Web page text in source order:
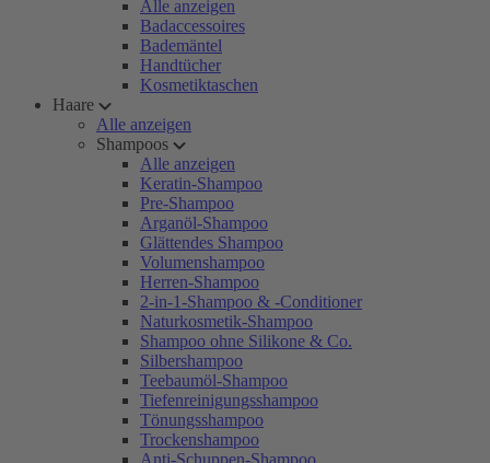
Alle anzeigen
Badaccessoires
Bademäntel
Handtücher
Kosmetiktaschen
Haare
Alle anzeigen
Shampoos
Alle anzeigen
Keratin-Shampoo
Pre-Shampoo
Arganöl-Shampoo
Glättendes Shampoo
Volumenshampoo
Herren-Shampoo
2-in-1-Shampoo & -Conditioner
Naturkosmetik-Shampoo
Shampoo ohne Silikone & Co.
Silbershampoo
Teebaumöl-Shampoo
Tiefenreinigungsshampoo
Tönungsshampoo
Trockenshampoo
Anti-Schuppen-Shampoo